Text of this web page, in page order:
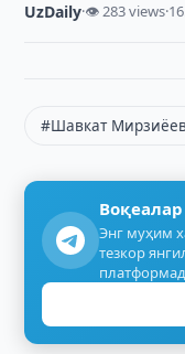
UzDaily·👁 283 views·
#Шавкат
Энг муҳим
тезкор